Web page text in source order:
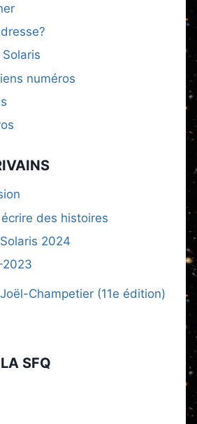
numéros
des histoires
2024
2023
Champetier (11e édition)
SFQ